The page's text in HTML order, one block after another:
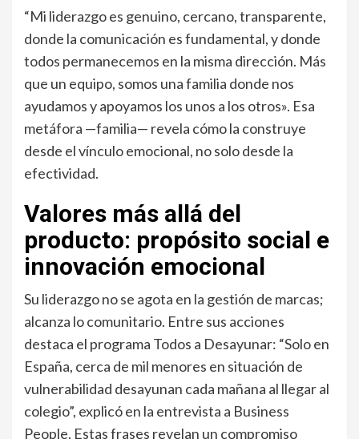
“Mi liderazgo es genuino, cercano, transparente,
donde la comunicación es fundamental, y donde
todos permanecemos en la misma dirección. Más
que un equipo, somos una familia donde nos
ayudamos y apoyamos los unos a los otros». Esa
metáfora —familia— revela cómo la construye
desde el vínculo emocional, no solo desde la
efectividad.
Valores más allá del
producto: propósito social e
innovación emocional
Su liderazgo no se agota en la gestión de marcas;
alcanza lo comunitario. Entre sus acciones
destaca el programa Todos a Desayunar: “Solo en
España, cerca de mil menores en situación de
vulnerabilidad desayunan cada mañana al llegar al
colegio”, explicó en la entrevista a Business
People. Estas frases revelan un compromiso